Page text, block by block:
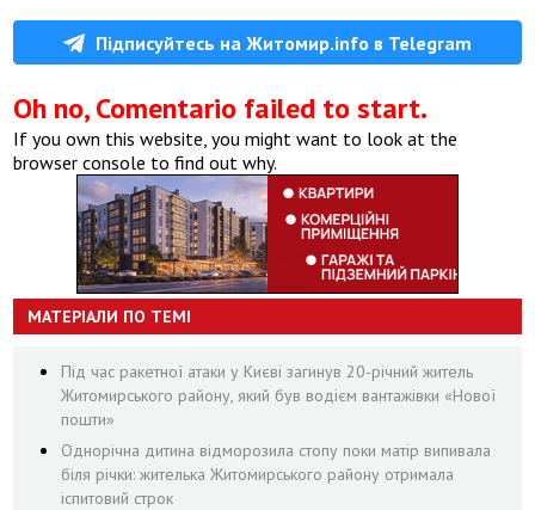
Підписуйтесь на Житомир.info в Telegram
Oh no, Comentario failed to start.
If you own this website, you might want to look at the
browser console to find out why.
МАТЕРІАЛИ ПО ТЕМІ
Під час ракетної атаки у Києві загинув 20-річний житель
Житомирського району, який був водієм вантажівки «Нової
пошти»
Однорічна дитина відморозила стопу поки матір випивала
біля річки: жителька Житомирського району отримала
іспитовий строк